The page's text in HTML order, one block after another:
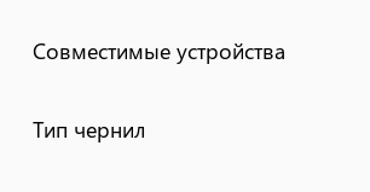
Совместимые устройства
Тип чернил